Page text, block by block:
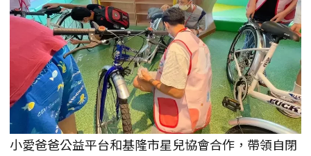
小愛爸爸公益平台和基隆市星兒協會合作，帶領自閉